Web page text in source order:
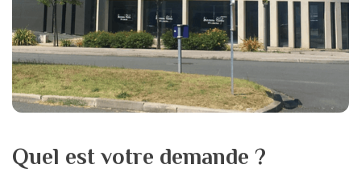
Quel est votre demande ?